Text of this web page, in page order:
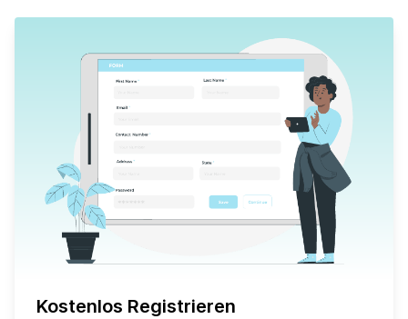
Kostenlos Registrieren